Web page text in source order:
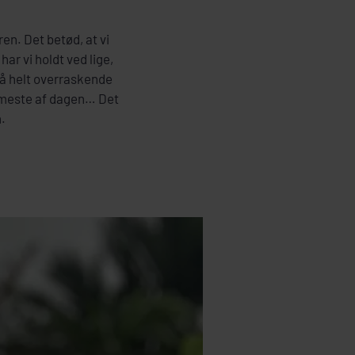
Det betød, at vi
vi holdt ved lige,
helt overraskende
af dagen… Det